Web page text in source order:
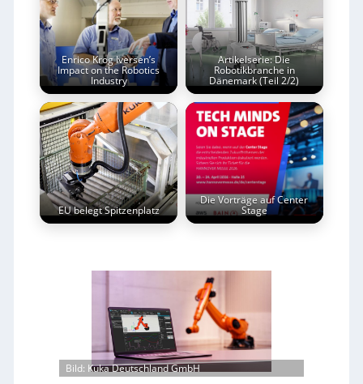
Enrico Krog Iversen’s
Impact on the Robotics
Industry
Artikelserie: Die
Robotikbranche in
Dänemark (Teil 2/2)
EU belegt Spitzenplatz
Die Vorträge auf Center
Stage
Bild: Kuka Deutschland GmbH